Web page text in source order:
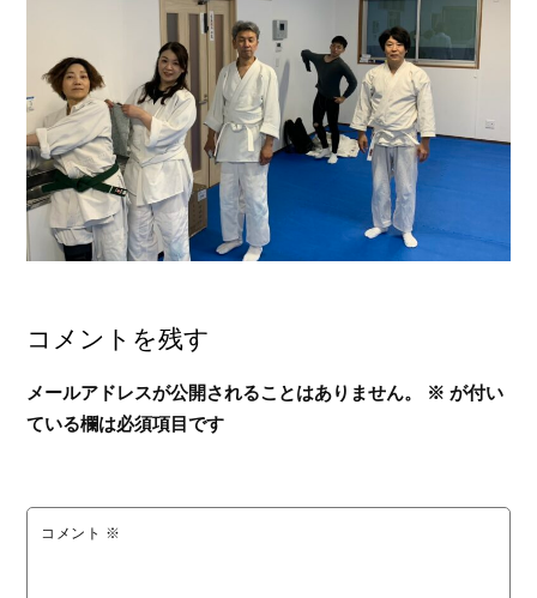
コメントを残す
メールアドレスが公開されることはありません。 ※ が付い
ている欄は必須項目です
コメント ※